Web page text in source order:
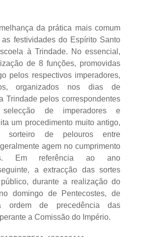
da prática mais comum
festividades do Espírito Santo
à Trindade. No essencial,
de 8 funções, promovidas
pelos respectivos imperadores,
organizados nos dias de
Trindade pelos correspondentes
selecção de imperadores e
um procedimento muito antigo,
sorteiro de pelouros entre
agem no cumprimento
Em referência ao ano
a extracção das sortes
durante a realização do
domingo de Pentecostes, de
ordem de precedência das
a Comissão do Império.